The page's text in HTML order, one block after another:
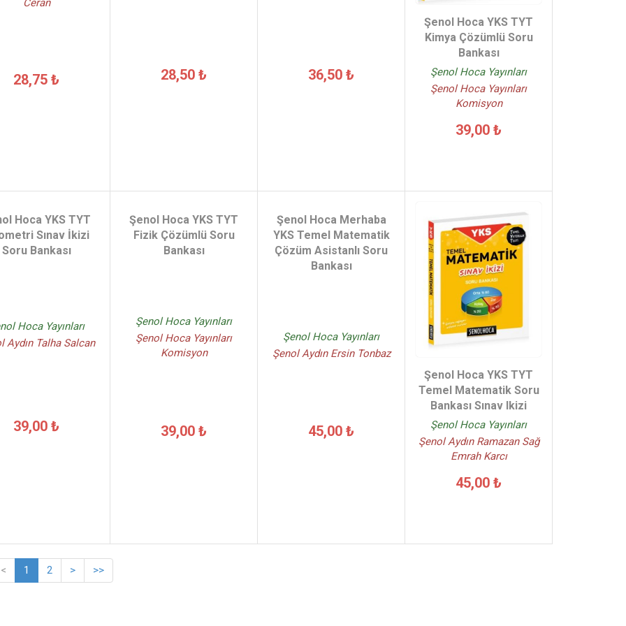
Ceran
28,75 ₺ 28,50 ₺ 36,50 ₺
Şenol Hoca YKS TYT
Kimya Çözümlü Soru
Bankası
Şenol Hoca Yayınları
Şenol Hoca Yayınları
Komisyon
39,00 ₺
Hoca YKS TYT
Sınav İkizi
Soru Bankası
Hoca Yayınları
Aydın Talha Salcan
39,00 ₺
Şenol Hoca YKS TYT
Fizik Çözümlü Soru
Bankası
Şenol Hoca Yayınları
Şenol Hoca Yayınları
Komisyon
39,00 ₺
Şenol Hoca Merhaba
YKS Temel Matematik
Çözüm Asistanlı Soru
Bankası
Şenol Hoca Yayınları
Şenol Aydın Ersin Tonbaz
45,00 ₺
Şenol Hoca YKS TYT
Temel Matematik Soru
Bankası Sınav Ikizi
Şenol Hoca Yayınları
Şenol Aydın Ramazan Sağ
Emrah Karcı
45,00 ₺
< 1 2 > >>